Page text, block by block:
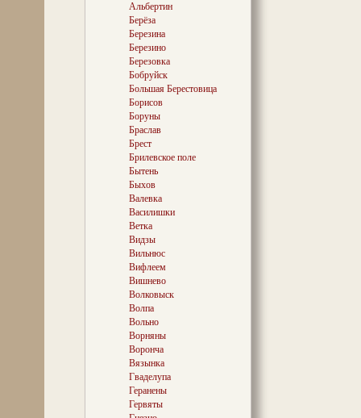
Альбертин
Берёза
Березина
Березино
Березовка
Бобруйск
Большая Берестовица
Борисов
Боруны
Браслав
Брест
Брилевское поле
Бытень
Быхов
Валевка
Василишки
Ветка
Видзы
Вильнюс
Вифлеем
Вишнево
Волковыск
Волпа
Вольно
Ворняны
Воронча
Вязынка
Гваделупа
Геранены
Гервяты